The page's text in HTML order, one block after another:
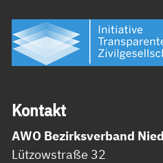
Kon­takt
AWO Bezirksverband
Lützowstraße 32